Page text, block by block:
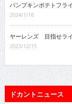
パンプキンポテトフラ
2024/1/16
ヤーレンズ 目指せラ
2023/12/15
ドカントニュース